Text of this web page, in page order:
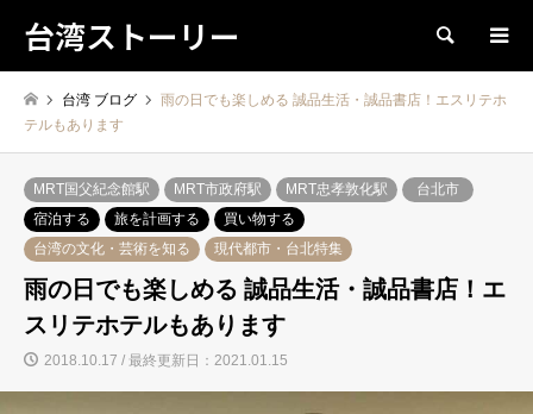
台湾ストーリー 検索
台湾 ブログ
雨の日でも楽しめる 誠品生活・誠品書店！エスリテホ
テルもあります
MRT国父紀念館駅 MRT市政府駅 MRT忠孝敦化駅
台北市
宿泊する
旅を計画する
買い物する
台湾の文化・芸術を知る
現代都市・台北特集
雨の日でも楽しめる 誠品生活・誠品書店！エ
スリテホテルもあります
2018.10.17 / 最終更新日：2021.01.15